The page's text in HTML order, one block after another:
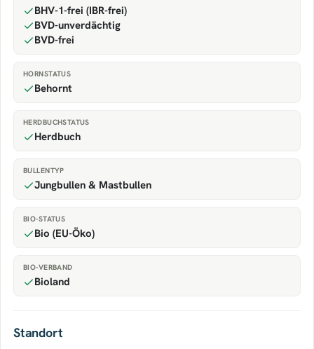
BHV-1-frei (IBR-frei)
BVD-unverdächtig
BVD-frei
HORNSTATUS
Behornt
HERDBUCHSTATUS
Herdbuch
BULLENTYP
Jungbullen & Mastbullen
BIO-STATUS
Bio (EU-Öko)
BIO-VERBAND
Bioland
Standort